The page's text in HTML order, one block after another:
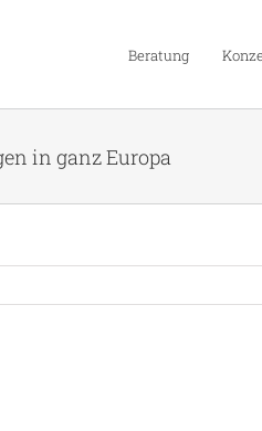
Beratung
in ganz Europa